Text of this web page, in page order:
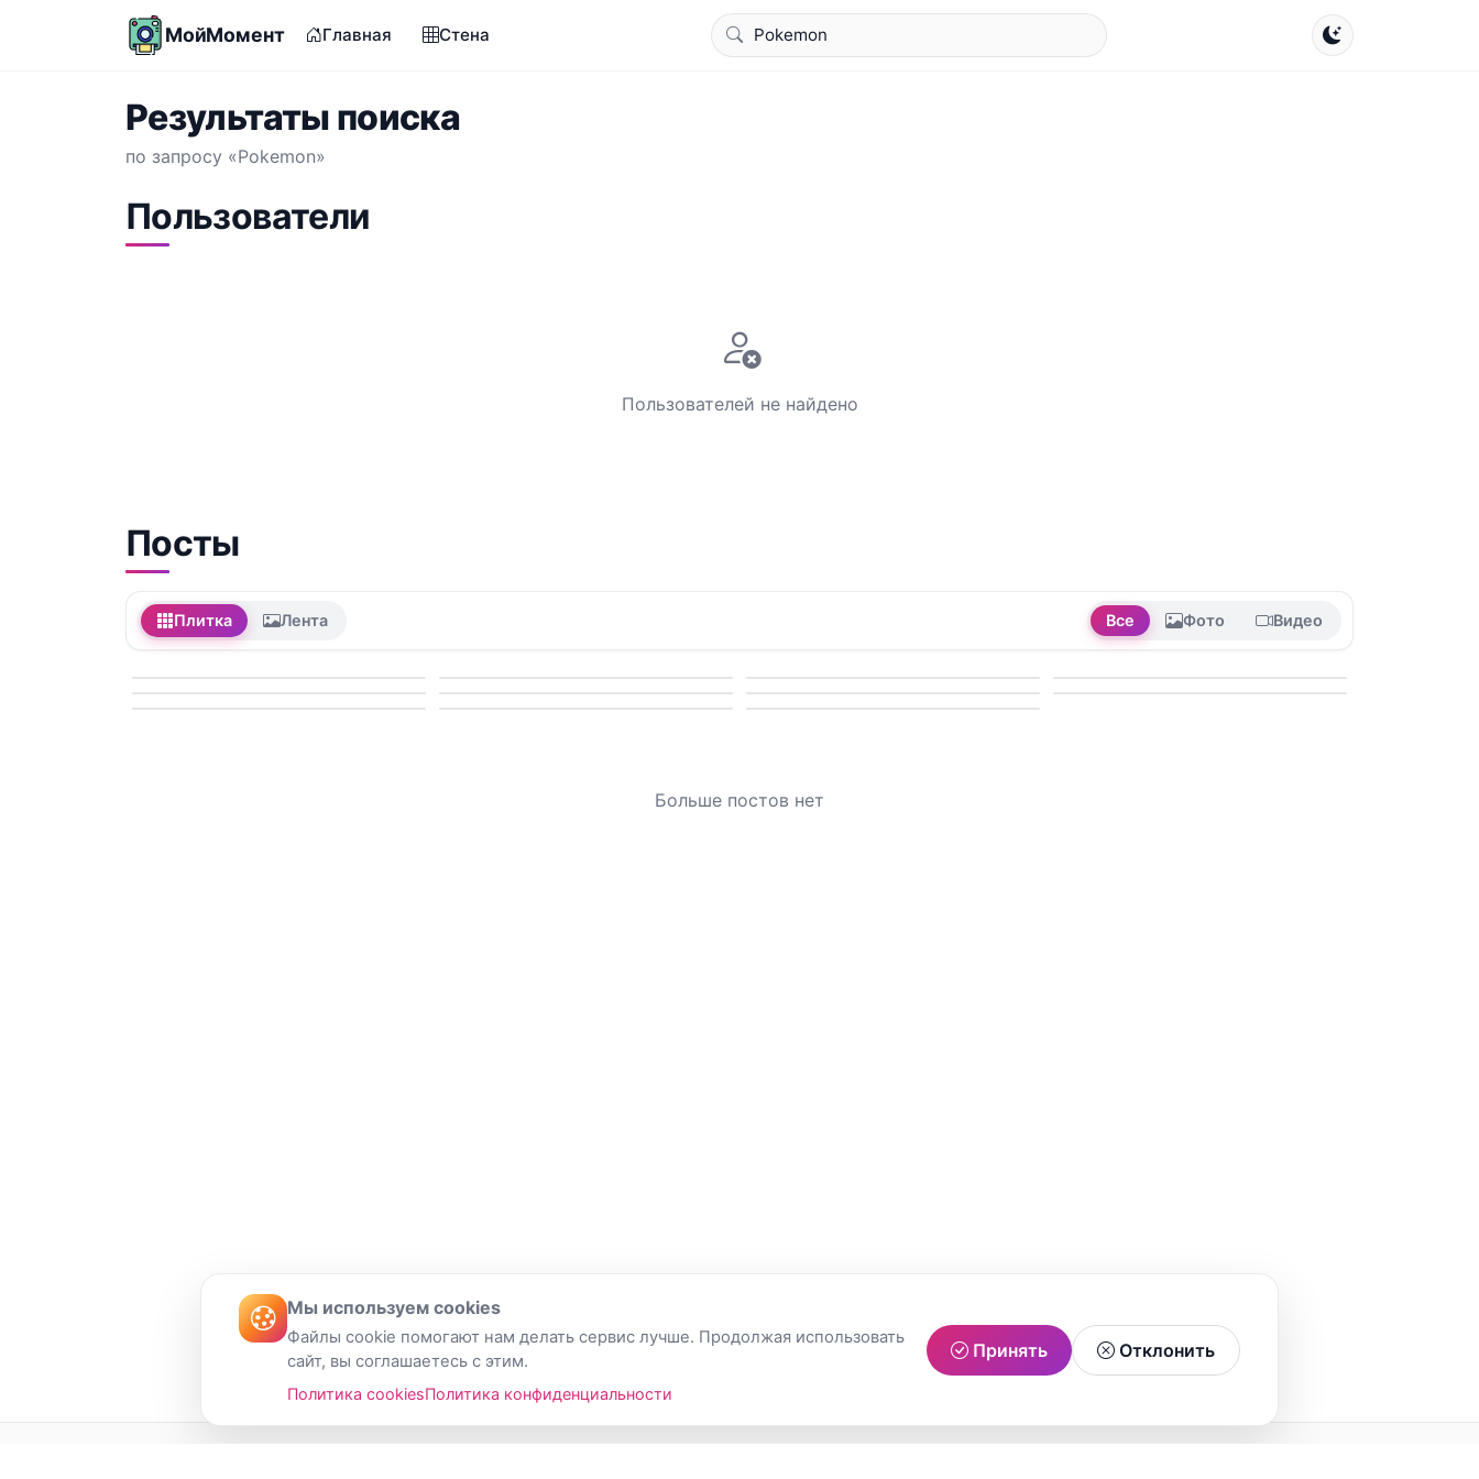
МойМомент Главная Стена
Результаты поиска
по запросу «Pokemon»
Пользователи
Пользователей не найдено
Посты
Плитка Лента Все Фото Видео
Больше постов нет
Мы используем cookies
Файлы cookie помогают нам делать сервис лучше. Продолжая использовать
сайт, вы соглашаетесь с этим.
Политика cookiesПолитика конфиденциальности
Принять Отклонить